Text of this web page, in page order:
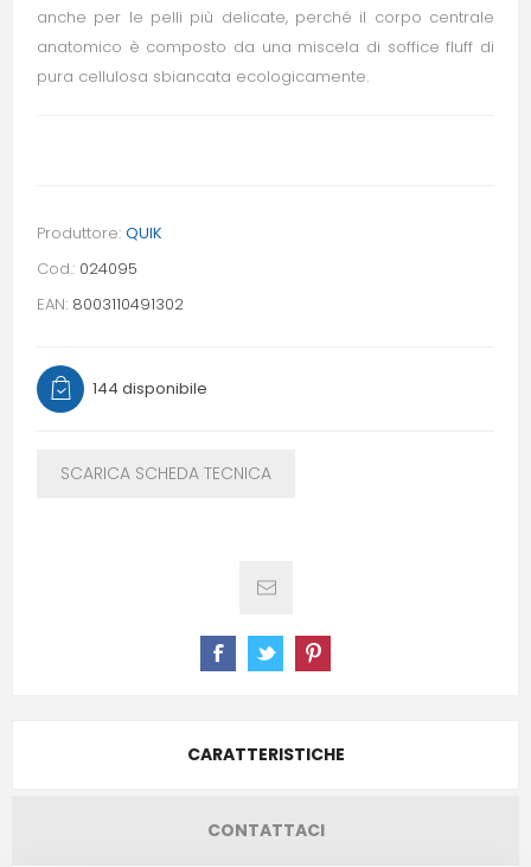
anche per le pelli più delicate, perché il corpo centrale
anatomico è composto da una miscela di soffice fluff di
pura cellulosa sbiancata ecologicamente.
Produttore: QUIK
Cod.: 024095
EAN: 8003110491302
144 disponibile
SCARICA SCHEDA TECNICA
CARATTERISTICHE
CONTATTACI